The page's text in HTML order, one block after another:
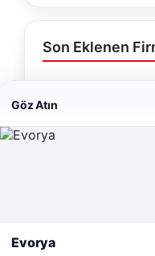
Son Eklenen
23/06/2026
© 2026 Haber Geldi –
Web sitemizi nasıl
deneyiminizi
Göz Atın
Evorya